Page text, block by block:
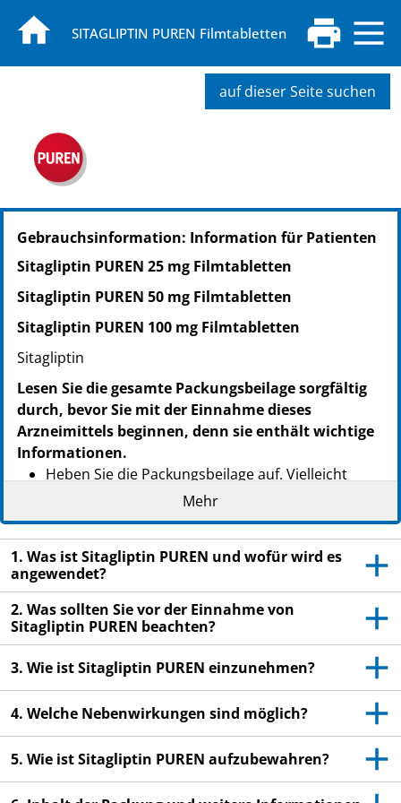
SITAGLIPTIN PUREN Filmtabletten
auf dieser Seite suchen
PZN: 17844877
PPN: 111784487796
NTIN: 04150178448770
PPN: 111784488362
NTIN: 04150178448831
PZN: 17844908
PPN: 111784490846
NTIN: 04150178449081
Gebrauchsinformation: Information für Patienten
Sitagliptin PUREN 25 mg Filmtabletten
Sitagliptin PUREN 50 mg Filmtabletten
Sitagliptin PUREN 100 mg Filmtabletten
Sitagliptin
Lesen Sie die gesamte Packungsbeilage sorgfältig
durch, bevor Sie mit der Einnahme dieses
Arzneimittels beginnen, denn sie enthält wichtige
Informationen.
Heben Sie die Packungsbeilage auf. Vielleicht
möchten Sie diese später nochmals lesen.
Wenn Sie weitere Fragen haben, wenden Sie sich
an Ihren Arzt oder Apotheker.
Dieses Arzneimittel wurde Ihnen persönlich
verschrieben. Geben Sie es nicht an Dritte weiter.
Es kann anderen Menschen schaden, auch wenn
diese die gleichen Beschwerden haben wie Sie.
Wenn Sie Nebenwirkungen bemerken, wenden Sie
sich an Ihren Arzt oder Apotheker. Dies gilt auch
für Nebenwirkungen, die nicht in dieser
Packungsbeilage angegeben sind. Siehe Abschnit
4.
Mehr
1. Was ist Sitagliptin PUREN und wofür wird es
angewendet?
2. Was sollten Sie vor der Einnahme von
Sitagliptin PUREN beachten?
3. Wie ist Sitagliptin PUREN einzunehmen?
4. Welche Nebenwirkungen sind möglich?
5. Wie ist Sitagliptin PUREN aufzubewahren?